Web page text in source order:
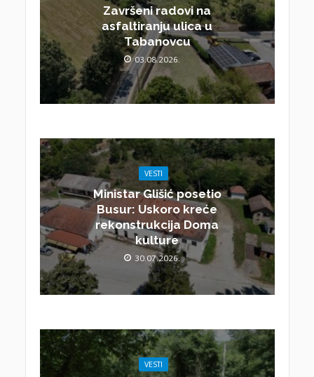
Završeni radovi na
asfaltiranju ulica u
Tabanovcu
03.08.2026.
VESTI
Ministar Glišić posetio
Busur: Uskoro kreće
rekonstrukcija Doma
kulture
30.07.2026.
VESTI